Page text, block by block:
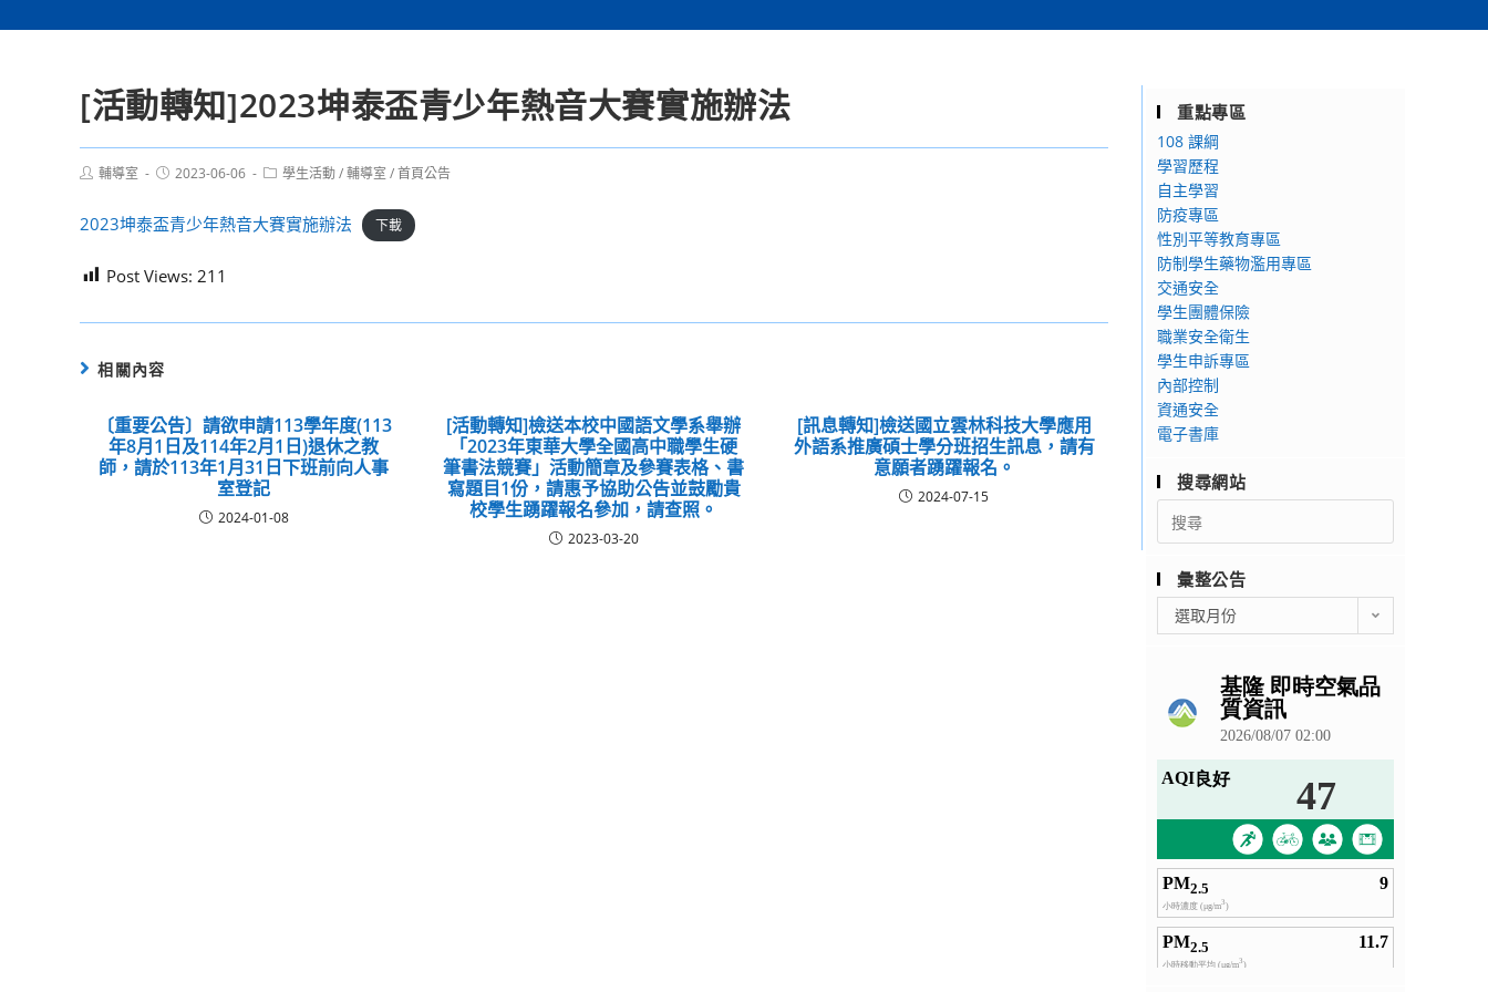
[活動轉知]2023坤泰盃青少年熱音大賽實施辦法
Post輔導室
Post2023-06-06
Post學生活動/輔導室 /首頁公告
2023坤泰盃青少年熱音大賽實施辦法 下載
Post Views: 211
相關內容
〔重要公告〕請欲申請113學年度(113
年8月1日及114年2月1日)退休之教
師，請於113年1月31日下班前向人事
室登記
2024-01-08
[活動轉知]檢送本校中國語文學系舉辦
「2023年東華大學全國高中職學生硬
筆書法競賽」活動簡章及參賽表格、書
寫題目1份，請惠予協助公告並鼓勵貴
校學生踴躍報名參加，請查照。
2023-03-20
[訊息轉知]檢送國立雲林科技大學應用
外語系推廣碩士學分班招生訊息，請有
意願者踴躍報名。
2024-07-15
重點專區
108 課綱
學習歷程
自主學習
防疫專區
性別平等教育專區
防制學生藥物濫用專區
交通安全
學生團體保險
職業安全衛生
學生申訴專區
內部控制
資通安全
電子書庫
搜尋網站
Search
for:
彙整公告
整
選取月份